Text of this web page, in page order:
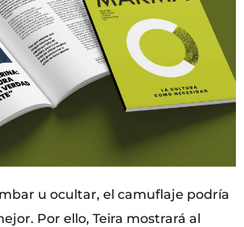
u ocultar, el camuflaje podría
Por ello, Teira mostrará al